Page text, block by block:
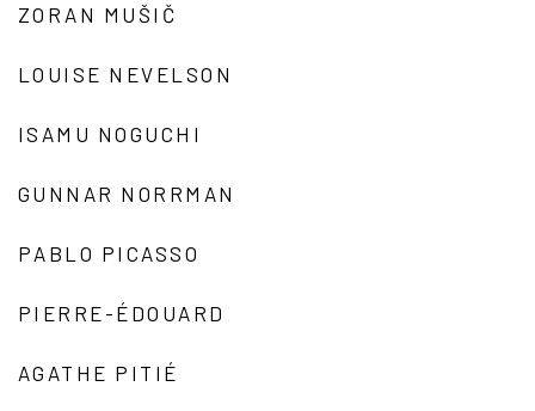
ZORAN MUŠIČ
LOUISE NEVELSON
ISAMU NOGUCHI
GUNNAR NORRMAN
PABLO PICASSO
PIERRE-ÉDOUARD
AGATHE PITIÉ